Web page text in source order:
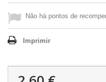
Não há pontos de
Imprimir